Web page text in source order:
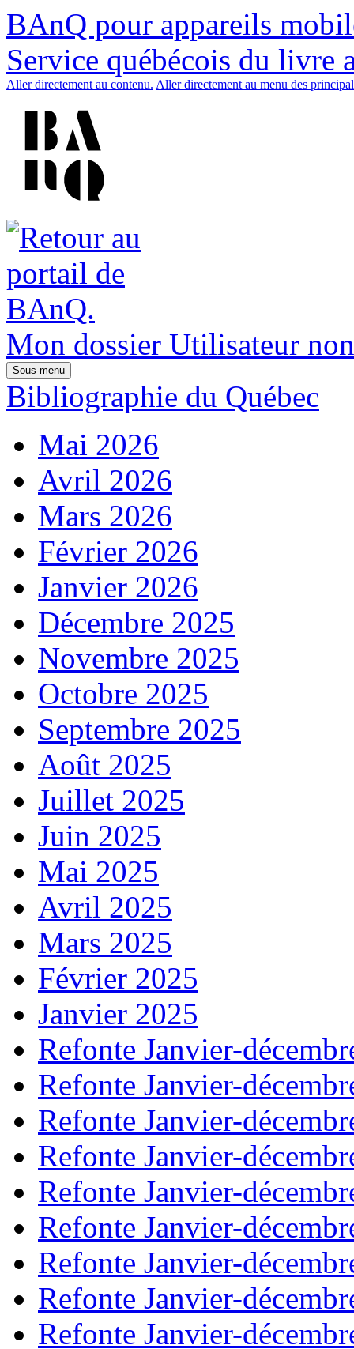
BAnQ pour appareils
Service québécois du livre
Aller directement au contenu. Aller directement au menu des
Mon dossier Utilisateur
Sous-menu
Bibliographie du Québec
Mai 2026
Avril 2026
Mars 2026
Février 2026
Janvier 2026
Décembre 2025
Novembre 2025
Octobre 2025
Septembre 2025
Août 2025
Juillet 2025
Juin 2025
Mai 2025
Avril 2025
Mars 2025
Février 2025
Janvier 2025
Refonte Janvier-
Refonte Janvier-
Refonte Janvier-
Refonte Janvier-
Refonte Janvier-
Refonte Janvier-
Refonte Janvier-
Refonte Janvier-
Refonte Janvier-